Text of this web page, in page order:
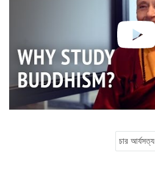
চার আর্যসত্য